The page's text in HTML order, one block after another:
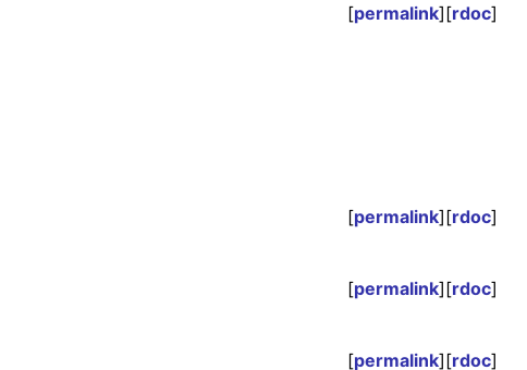
[permalink][rdoc]
[permalink][rdoc]
[permalink][rdoc]
[permalink][rdoc]